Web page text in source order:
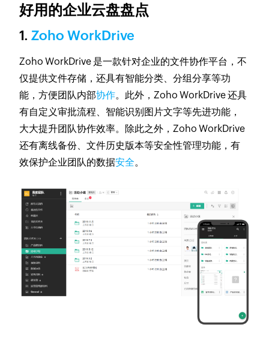
好用的企业云盘盘点
1.Zoho WorkDrive
Zoho WorkDrive 是一款针对企业的文件协作平台，不
仅提供文件存储，还具有智能分类、分组分享等功
能，方便团队内部协作。此外，Zoho WorkDrive 还具
有自定义审批流程、智能识别图片文字等先进功能，
大大提升团队协作效率。除此之外，Zoho WorkDrive
还有离线备份、文件历史版本等安全性管理功能，有
效保护企业团队的数据安全。